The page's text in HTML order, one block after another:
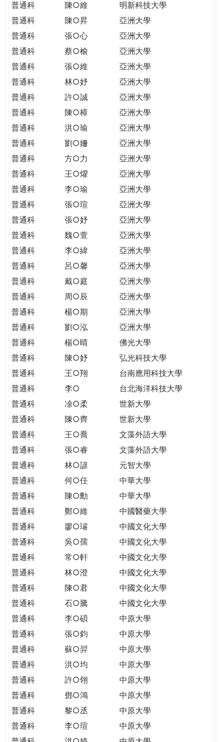
普通科
陳○維
明新科技大學
普通科
陳○昇
亞洲大學
普通科
張○心
亞洲大學
普通科
蔡○榆
亞洲大學
普通科
張○維
亞洲大學
普通科
林○妤
亞洲大學
普通科
許○誠
亞洲大學
普通科
陳○樟
亞洲大學
普通科
洪○瑜
亞洲大學
普通科
劉○姍
亞洲大學
普通科
方○力
亞洲大學
普通科
王○燿
亞洲大學
普通科
李○瑜
亞洲大學
普通科
張○瑄
亞洲大學
普通科
張○妤
亞洲大學
普通科
魏○萱
亞洲大學
普通科
李○緯
亞洲大學
普通科
呂○馨
亞洲大學
普通科
戴○庭
亞洲大學
普通科
周○辰
亞洲大學
普通科
楊○期
亞洲大學
普通科
劉○泓
亞洲大學
普通科
楊○晴
佛光大學
普通科
陳○妤
弘光科技大學
普通科
王○翔
台南應用科技大學
普通科
李○
台北海洋科技大學
普通科
凃○柔
世新大學
普通科
陳○齊
世新大學
普通科
王○喬
文藻外語大學
普通科
張○睿
文藻外語大學
普通科
林○諺
元智大學
普通科
何○任
中華大學
普通科
陳○勳
中華大學
普通科
鄭○維
中國醫藥大學
普通科
廖○璿
中國文化大學
普通科
吳○孺
中國文化大學
普通科
常○軒
中國文化大學
普通科
林○澄
中國文化大學
普通科
陳○君
中國文化大學
普通科
石○騰
中國文化大學
普通科
李○碩
中原大學
普通科
張○鈞
中原大學
普通科
蘇○羿
中原大學
普通科
洪○均
中原大學
普通科
許○翎
中原大學
普通科
鄧○鴻
中原大學
普通科
黎○丞
中原大學
普通科
李○瑄
中原大學